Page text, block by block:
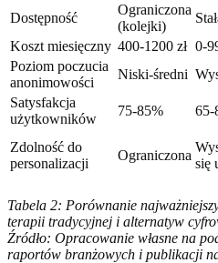
Dostępność
Ograniczona
(kolejki)
Koszt miesięczny 400-1200 zł 0-
Poziom poczucia
anonimowości
Niski-średni
Satysfakcja
użytkowników
75-85% 65-
Zdolność do
personalizacji
Ograniczona
się
Tabela 2: Porównanie
terapii tradycyjnej i alternatyw
Źródło: Opracowanie własne na
raportów branżowych i publikacji